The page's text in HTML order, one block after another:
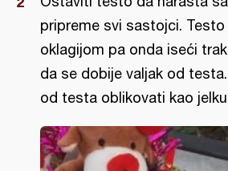
pripreme svi sastojci. Testo
oklagijom pa onda iseći
da se dobije valjak od
od testa oblikovati kao